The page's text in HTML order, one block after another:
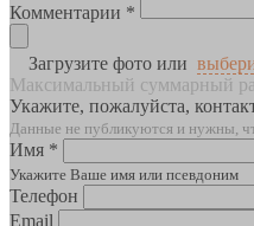
Комментарии *
Загрузите фото или
Максимальный суммарный
Укажите, пожалуйста,
Данные не публикуются и нужны,
Имя *
Укажите Ваше имя или псевдоним
Телефон
Email